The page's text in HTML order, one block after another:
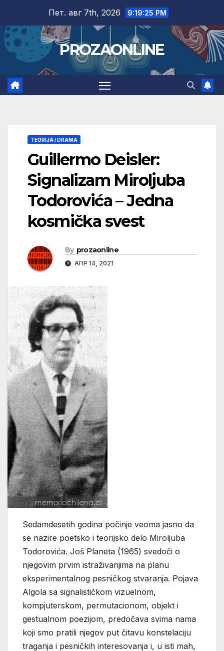
content
Пет. авг 7th, 2026 9:19:26 PM
PROZAONLINE
TEORIJA I DRAMA
Guillermo Deisler:
Signalizam Miroljuba
Todorovića – Jedna
kosmička svest
By prozaonline
АПР 14, 2021
Sedamdesetih godina počinje veoma jasno da
se nazire poetsko i teorijsko delo Miroljuba
Todorovića. Još Planeta (1965) svedoči o
njegovim prvim istraživanjima na planu
eksperimentalnog pesničkog stvaranja. Pojava
Algola sa signalističkom vizuelnom,
kompjuterskom, permutacionom, objekt i
gestualnom poezijom, predočava svima nama
koji smo pratili njegov put čitavu konstelaciju
traganja i pesničkih interesovanja i, u isti mah,